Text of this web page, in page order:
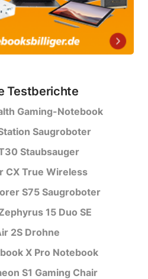
Testberichte
Gaming-Notebook
Saugroboter
Staubsauger
CX True Wireless
S75 Saugroboter
15 Duo SE
2S Drohne
X Pro Notebook
S1 Gaming Chair